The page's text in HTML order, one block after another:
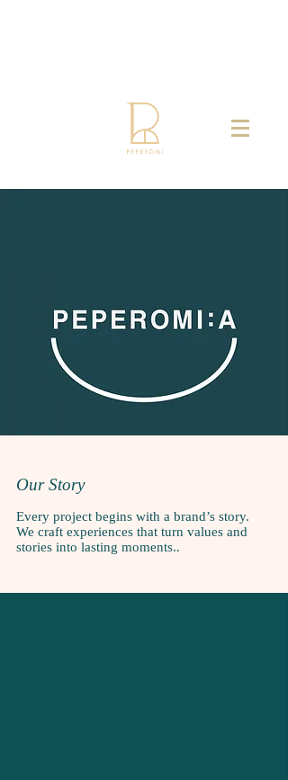
Our Story
Every project begins with a brand’s story.
We craft experiences that turn values and
stories into lasting moments..